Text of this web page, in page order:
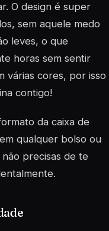
O design é super
sem aquele medo
leves, o que
horas sem sentir
várias cores, por isso
contigo!
da caixa de
qualquer bolso ou
precisas de te